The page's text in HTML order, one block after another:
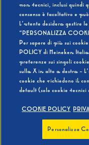
BEVI
non tecnici, inclusi quindi
consenso è facoltativo e
l’utente desidera gestire
“PERSONALIZZA
Per sapere di più sui
POLICY di Heineken Italia
preferenze sui singoli
sulla X in alto a destra -
cookie che richiedono il
default (solo cookie
COOKIE POLICY
Personalizza